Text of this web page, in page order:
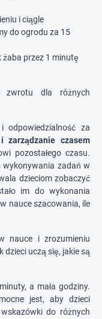
i ciągle
do ogrodu za 15
przez 1 minutę
zwrotu dla różnych
odpowiedzialność za
zarządzanie czasem
pozostałego czasu.
wykonywania zadań w
dzieciom zobaczyć
im do wykonania
nauce szacowania, ile
nauce i zrozumieniu
dzieci uczą się, jakie są
a mała godziny.
jest, aby dzieci
do różnych